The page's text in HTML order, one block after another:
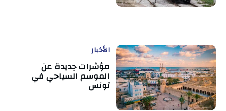
الأخبار
مؤشرات جديدة عن
الموسم السياحي في
تونس